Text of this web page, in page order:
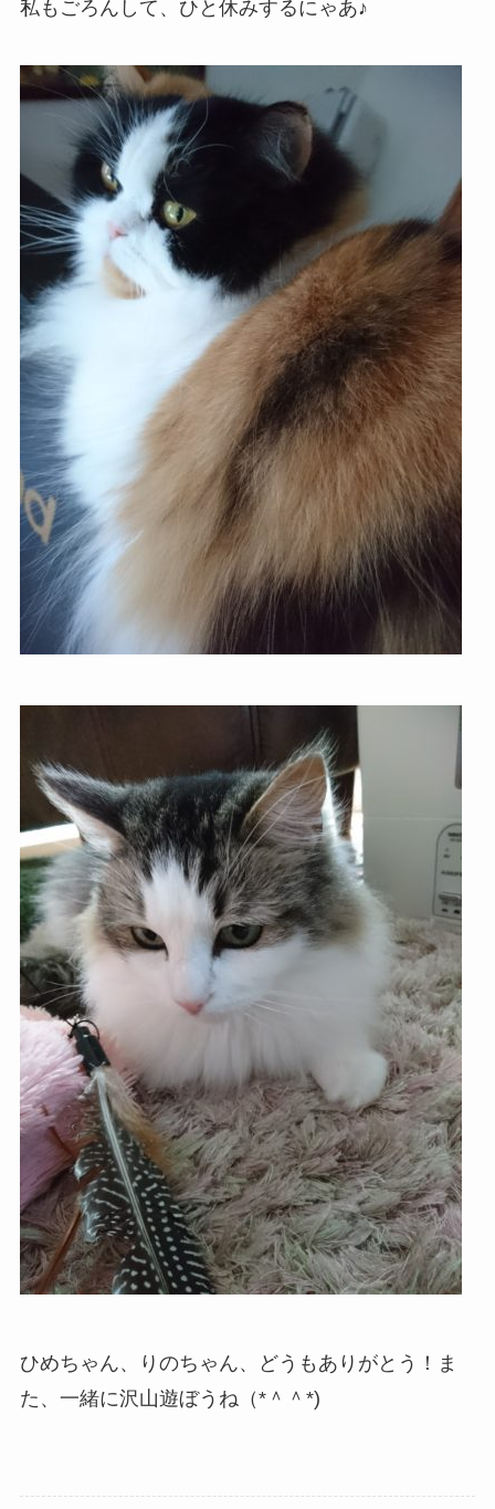
私もごろんして、ひと休みするにゃあ♪
ひめちゃん、りのちゃん、どうもありがとう！ま
た、一緒に沢山遊ぼうね（*＾＾*)